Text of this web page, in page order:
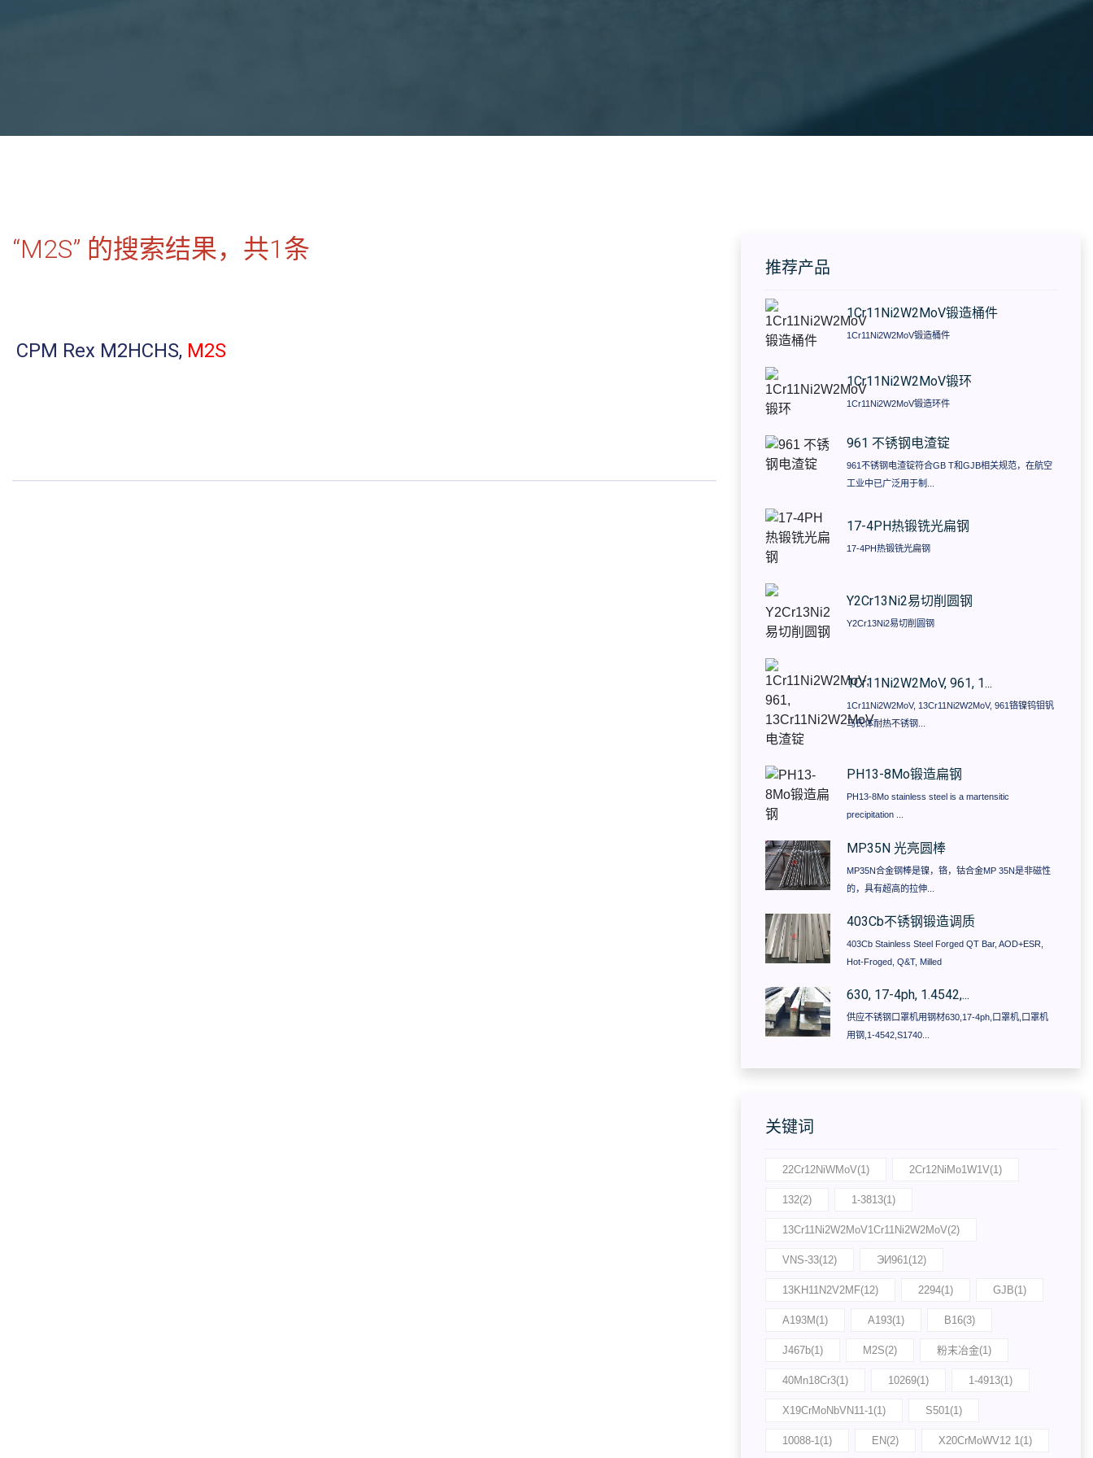
“M2S” 的搜索结果，共1 条
CPM Rex M2HCHS, M2S
推荐产品
1Cr11Ni2W2MoV锻造桶件
1Cr11Ni2W2MoV锻造桶件
1Cr11Ni2W2MoV锻环
1Cr11Ni2W2MoV锻造环件
961 不锈钢电渣锭
961不锈钢电渣锭符合GB T和GJB相关规范，在航空
工业中已广泛用于制...
17-4PH热锻铣光扁钢
17-4PH热锻铣光扁钢
​Y2Cr13Ni2易切削圆钢
​Y2Cr13Ni2易切削圆钢
1Cr11Ni2W2MoV, 961, 1...
1Cr11Ni2W2MoV, 13Cr11Ni2W2MoV, 961铬镍钨钼钒
马氏体耐热不锈钢...
PH13-8Mo锻造扁钢
PH13-8Mo stainless steel is a martensitic
precipitation ...
MP35N 光亮圆棒
MP35N合金钢棒是镍，铬，钴合金MP 35N是非磁性
的，具有超高的拉伸...
403Cb不锈钢锻造调质
403Cb Stainless Steel Forged QT Bar, AOD+ESR,
Hot-Froged, Q&T, Milled
630, 17-4ph, 1.4542,...
供应不锈钢口罩机用钢材630,17-4ph,口罩机,口罩机
用钢,1-4542,S1740...
关键词
22Cr12NiWMoV(1) 2Cr12NiMo1W1V(1)
132(2) 1-3813(1)
13Cr11Ni2W2MoV1Cr11Ni2W2MoV(2)
VNS-33(12) ЭИ961(12)
13KH11N2V2MF(12) 2294(1) GJB(1)
A193M(1) A193(1) B16(3)
J467b(1) M2S(2) 粉末冶金(1)
40Mn18Cr3(1) 10269(1) 1-4913(1)
X19CrMoNbVN11-1(1) S501(1)
10088-1(1) EN(2) X20CrMoWV12 1(1)